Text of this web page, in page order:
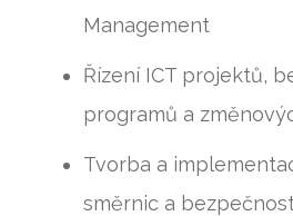
Management
Řízení ICT projektů,
programů a
Tvorba a
směrnic a